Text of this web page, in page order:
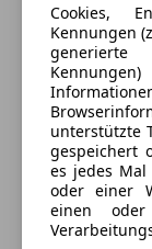
Komfort
Einparkhilfe
Einparkhilfe
Elektrische
Elektrische
Klimaanlage
Schiebetür
Mehr anzeigen
Farbe
Außenfarbe
Lackierung
Cookies,
Kennungen
unterstützte
gespeichert
es jedes
oder einer
einen